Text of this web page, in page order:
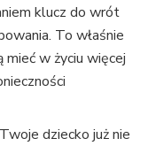
klucz do wrót
To właśnie
w życiu więcej
dziecko już nie